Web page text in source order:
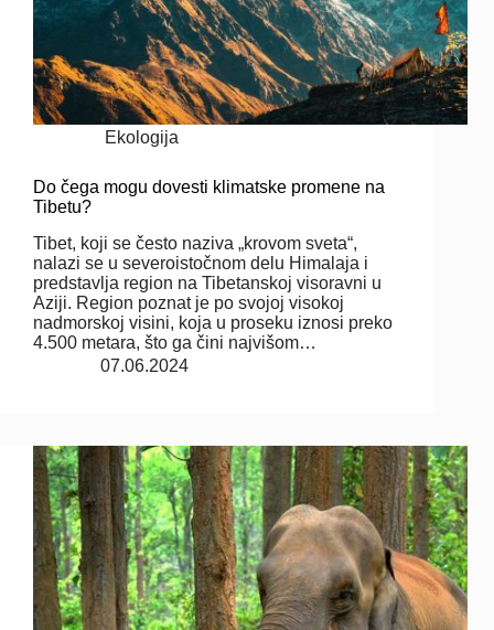
Ekologija
Do čega mogu dovesti klimatske promene na
Tibetu?
Tibet, koji se često naziva „krovom sveta“,
nalazi se u severoistočnom delu Himalaja i
predstavlja region na Tibetanskoj visoravni u
Aziji. Region poznat je po svojoj visokoj
nadmorskoj visini, koja u proseku iznosi preko
4.500 metara, što ga čini najvišom…
07.06.2024